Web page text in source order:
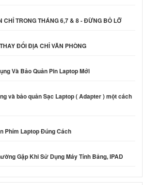
CHỈ TRONG THÁNG 6,7 & 8 - ĐỪNG BỎ LỠ
ĐỔI ĐỊA CHỈ VĂN PHÒNG
Và Bảo Quản Pin Laptop Mới
và bảo quản Sạc Laptop ( Adapter ) một cách
Phím Laptop Đúng Cách
Gặp Khi Sử Dụng Máy Tính Bảng, IPAD